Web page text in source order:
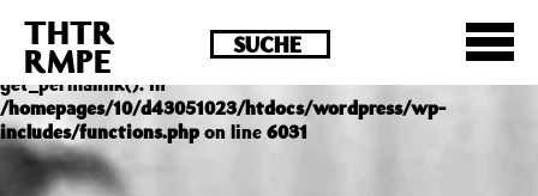
Deprecated : Die Funktion post_permalink ist seit
Version 4.4.0 veraltet! Verwende stattdessen
get_permalink(). in
/homepages/10/d43051023/htdocs/wordpress/wp-
includes/functions.phpon line 6031
THTR
RMPE